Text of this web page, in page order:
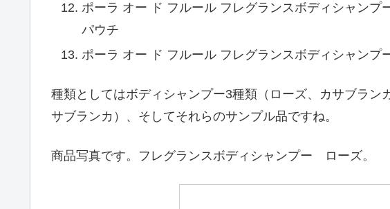
ポーラ オー ド フルール フレグランスボディシャンプ
パウチ
ポーラ オー ド フルール フレグランスボディシャンプ
種類としてはボディシャンプー3種類（ローズ、カサブラン
サブランカ）、そしてそれらのサンプル品ですね。
商品写真です。フレグランスボディシャンプー ローズ。